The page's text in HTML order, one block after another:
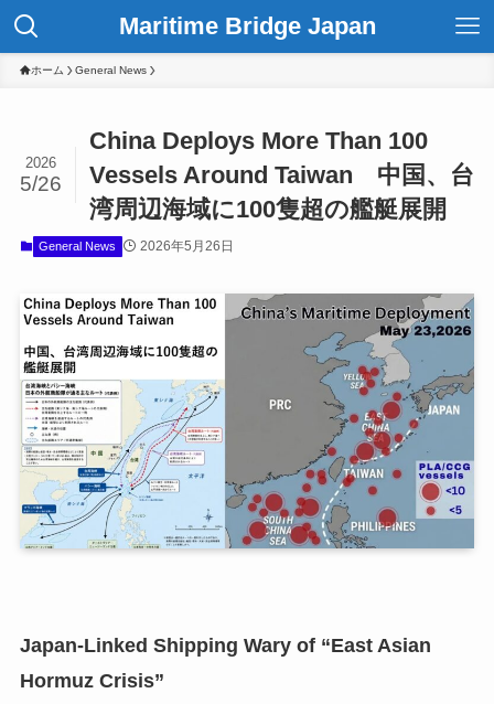
Maritime Bridge Japan
ホーム General News
China Deploys More Than 100
Vessels Around Taiwan 中国、台
湾周辺海域に100隻超の艦艇展開
2026
5/26
General News 2026年5月26日
Japan-Linked Shipping Wary of “East Asian
Hormuz Crisis”